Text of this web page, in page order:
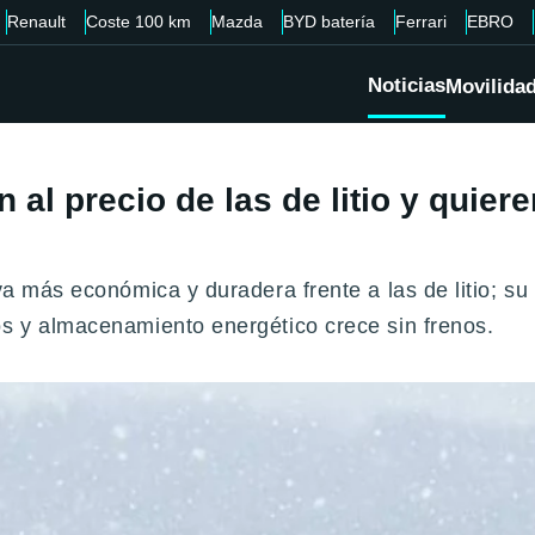
Renault Coste 100 km Mazda BYD batería Ferrari EBRO
Noticias
al precio de las de litio y
más económica y duradera frente a las de litio;
y almacenamiento energético crece sin frenos.